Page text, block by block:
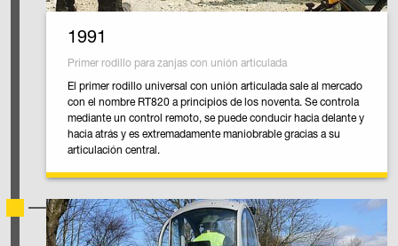
1991
Primer rodillo para zanjas con unión articulada
El primer rodillo universal con unión articulada sale al mercado
con el nombre RT820 a principios de los noventa. Se controla
mediante un control remoto, se puede conducir hacia delante y
hacia atrás y es extremadamente maniobrable gracias a su
articulación central.